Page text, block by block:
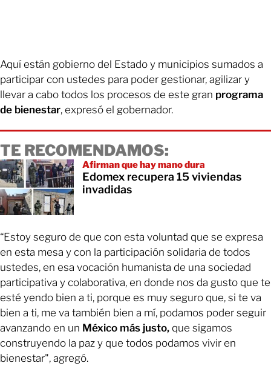
Aquí están gobierno del Estado y municipios sumados a
participar con ustedes para poder gestionar, agilizar y
llevar a cabo todos los procesos de este gran programa
de bienestar, expresó el gobernador.
TE RECOMENDAMOS:
Afirman que hay mano dura
Edomex recupera 15 viviendas
invadidas
“Estoy seguro de que con esta voluntad que se expresa
en esta mesa y con la participación solidaria de todos
ustedes, en esa vocación humanista de una sociedad
participativa y colaborativa, en donde nos da gusto que te
esté yendo bien a ti, porque es muy seguro que, si te va
bien a ti, me va también bien a mí, podamos poder seguir
avanzando en un México más justo, que sigamos
construyendo la paz y que todos podamos vivir en
bienestar", agregó.